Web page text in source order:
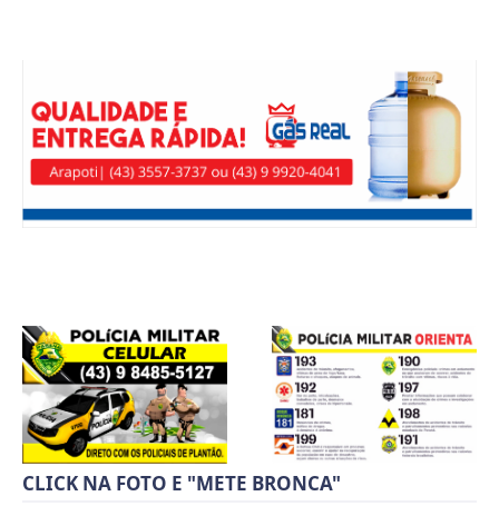
CLICK NA FOTO E "METE BRONCA"